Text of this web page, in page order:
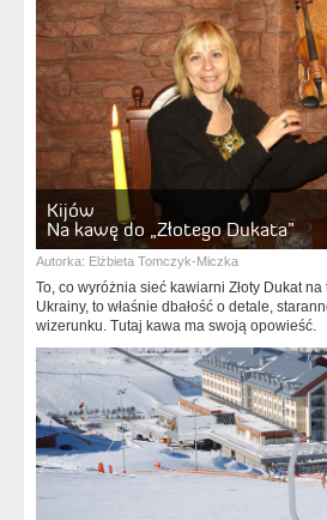
Kijów
Na kawę do „Złotego Dukata”
Autorka: Elżbieta Tomczyk-Miczka
To, co wyróżnia sieć kawiarni Złoty Dukat
Ukrainy, to właśnie dbałość o detale,
wizerunku. Tutaj kawa ma swoją opowieść.